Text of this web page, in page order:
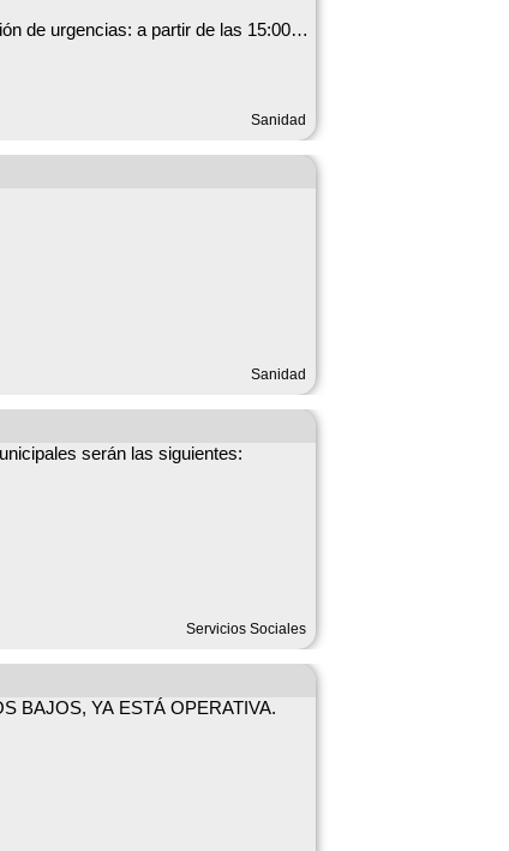
Sanidad
Sanidad
serán las siguientes:
Servicios Sociales
BAJOS, YA ESTÁ OPERATIVA.